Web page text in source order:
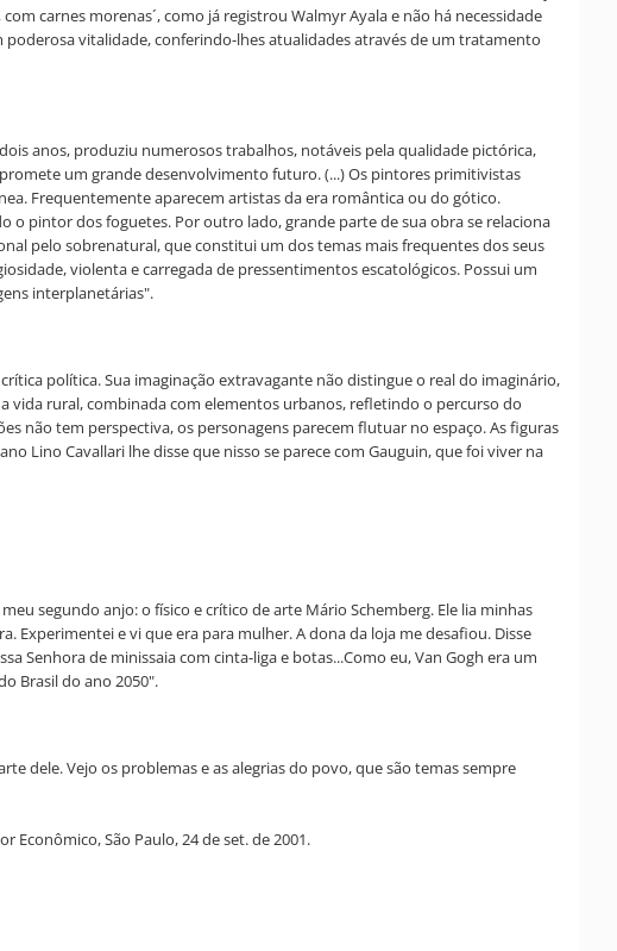
carnes morenas´, como já registrou Walmyr Ayala e não há necessidade
vitalidade, conferindo-lhes atualidades através de um tratamento
anos, produziu numerosos trabalhos, notáveis pela qualidade pictórica,
um grande desenvolvimento futuro. (...) Os pintores primitivistas
Frequentemente aparecem artistas da era romântica ou do gótico.
pintor dos foguetes. Por outro lado, grande parte de sua obra se relaciona
pelo sobrenatural, que constitui um dos temas mais frequentes dos seus
violenta e carregada de pressentimentos escatológicos. Possui um
interplanetárias".
política. Sua imaginação extravagante não distingue o real do imaginário,
rural, combinada com elementos urbanos, refletindo o percurso do
não tem perspectiva, os personagens parecem flutuar no espaço. As figuras
Lino Cavallari lhe disse que nisso se parece com Gauguin, que foi viver na
segundo anjo: o físico e crítico de arte Mário Schemberg. Ele lia minhas
Experimentei e vi que era para mulher. A dona da loja me desafiou. Disse
Senhora de minissaia com cinta-liga e botas...Como eu, Van Gogh era um
Brasil do ano 2050".
dele. Vejo os problemas e as alegrias do povo, que são temas sempre
Econômico, São Paulo, 24 de set. de 2001.